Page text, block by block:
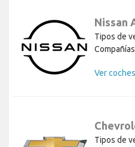
Nissan
Tipos de
Ver
Tipos de